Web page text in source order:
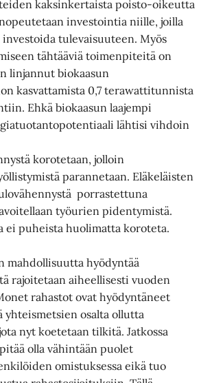
kaksinkertaista poisto-oikeutta
investointia niille, joilla
tulevaisuuteen. Myös
tähtääviä toimenpiteitä on
linjannut biokaasun
kasvattamista 0,7 terawattitunnista
Ehkä biokaasun laajempi
lähtisi vihdoin
korotetaan, jolloin
parannetaan. Eläkeläisten
porrastettuna
työurien pidentymistä.
ei puheista huolimatta koroteta.
mahdollisuutta hyödyntää
rajoitetaan aiheellisesti vuoden
rahastot ovat hyödyntäneet
yhteismetsien osalta ollutta
nyt koetetaan tilkitä. Jatkossa
olla vähintään puolet
omistuksessa eikä tuo